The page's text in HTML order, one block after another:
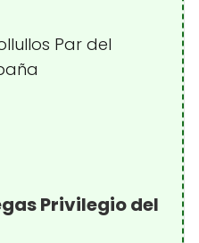
Par del
Privilegio del